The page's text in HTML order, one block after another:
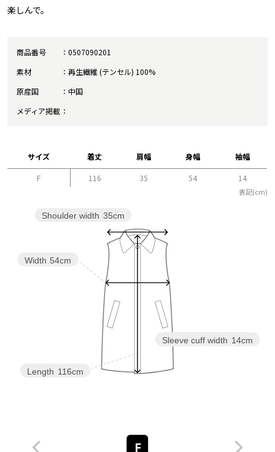
楽しんで。
商品番号
0507090201
素材
再生繊維 (テンセル) 100%
原産国
中国
メディア掲載
サイズ 着丈 肩幅 身幅 袖幅
F 116 35 54 14
表記(cm)
Sleeve cuff width 14cm
Length 116cm
Width 54cm
Shoulder width 35cm
F